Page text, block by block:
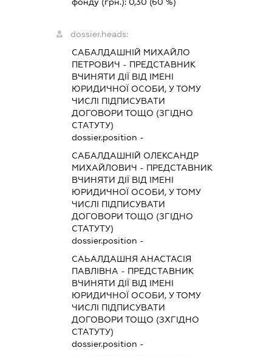
dossier.heads:
САБАЛДАШНІЙ МИХАЙЛО
ПЕТРОВИЧ - ПРЕДСТАВНИК
ВЧИНЯТИ ДІЇ ВІД ІМЕНІ
ЮРИДИЧНОЇ ОСОБИ, У ТОМУ
ЧИСЛІ ПІДПИСУВАТИ
ДОГОВОРИ ТОЩО (ЗГІДНО
СТАТУТУ)
dossier.position -
САБАЛДАШНІЙ ОЛЕКСАНДР
МИХАЙЛОВИЧ - ПРЕДСТАВНИК
ВЧИНЯТИ ДІЇ ВІД ІМЕНІ
ЮРИДИЧНОЇ ОСОБИ, У ТОМУ
ЧИСЛІ ПІДПИСУВАТИ
ДОГОВОРИ ТОЩО (ЗГІДНО
СТАТУТУ)
dossier.position -
САЬАЛДАШНЯ АНАСТАСІЯ
ПАВЛІВНА - ПРЕДСТАВНИК
ВЧИНЯТИ ДІЇ ВІД ІМЕНІ
ЮРИДИЧНОЇ ОСОБИ, У ТОМУ
ЧИСЛІ ПІДПИСУВАТИ
ДОГОВОРИ ТОЩО (ЗХГІДНО
СТАТУТУ)
dossier.position -